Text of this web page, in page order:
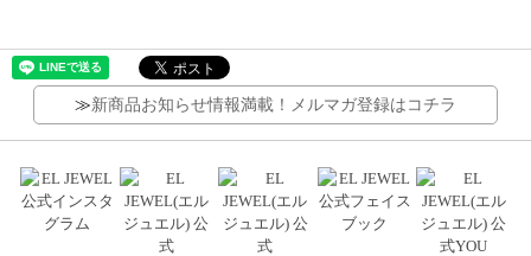
≫新商品お知らせ情報満載！メルマガ登録はコチラ